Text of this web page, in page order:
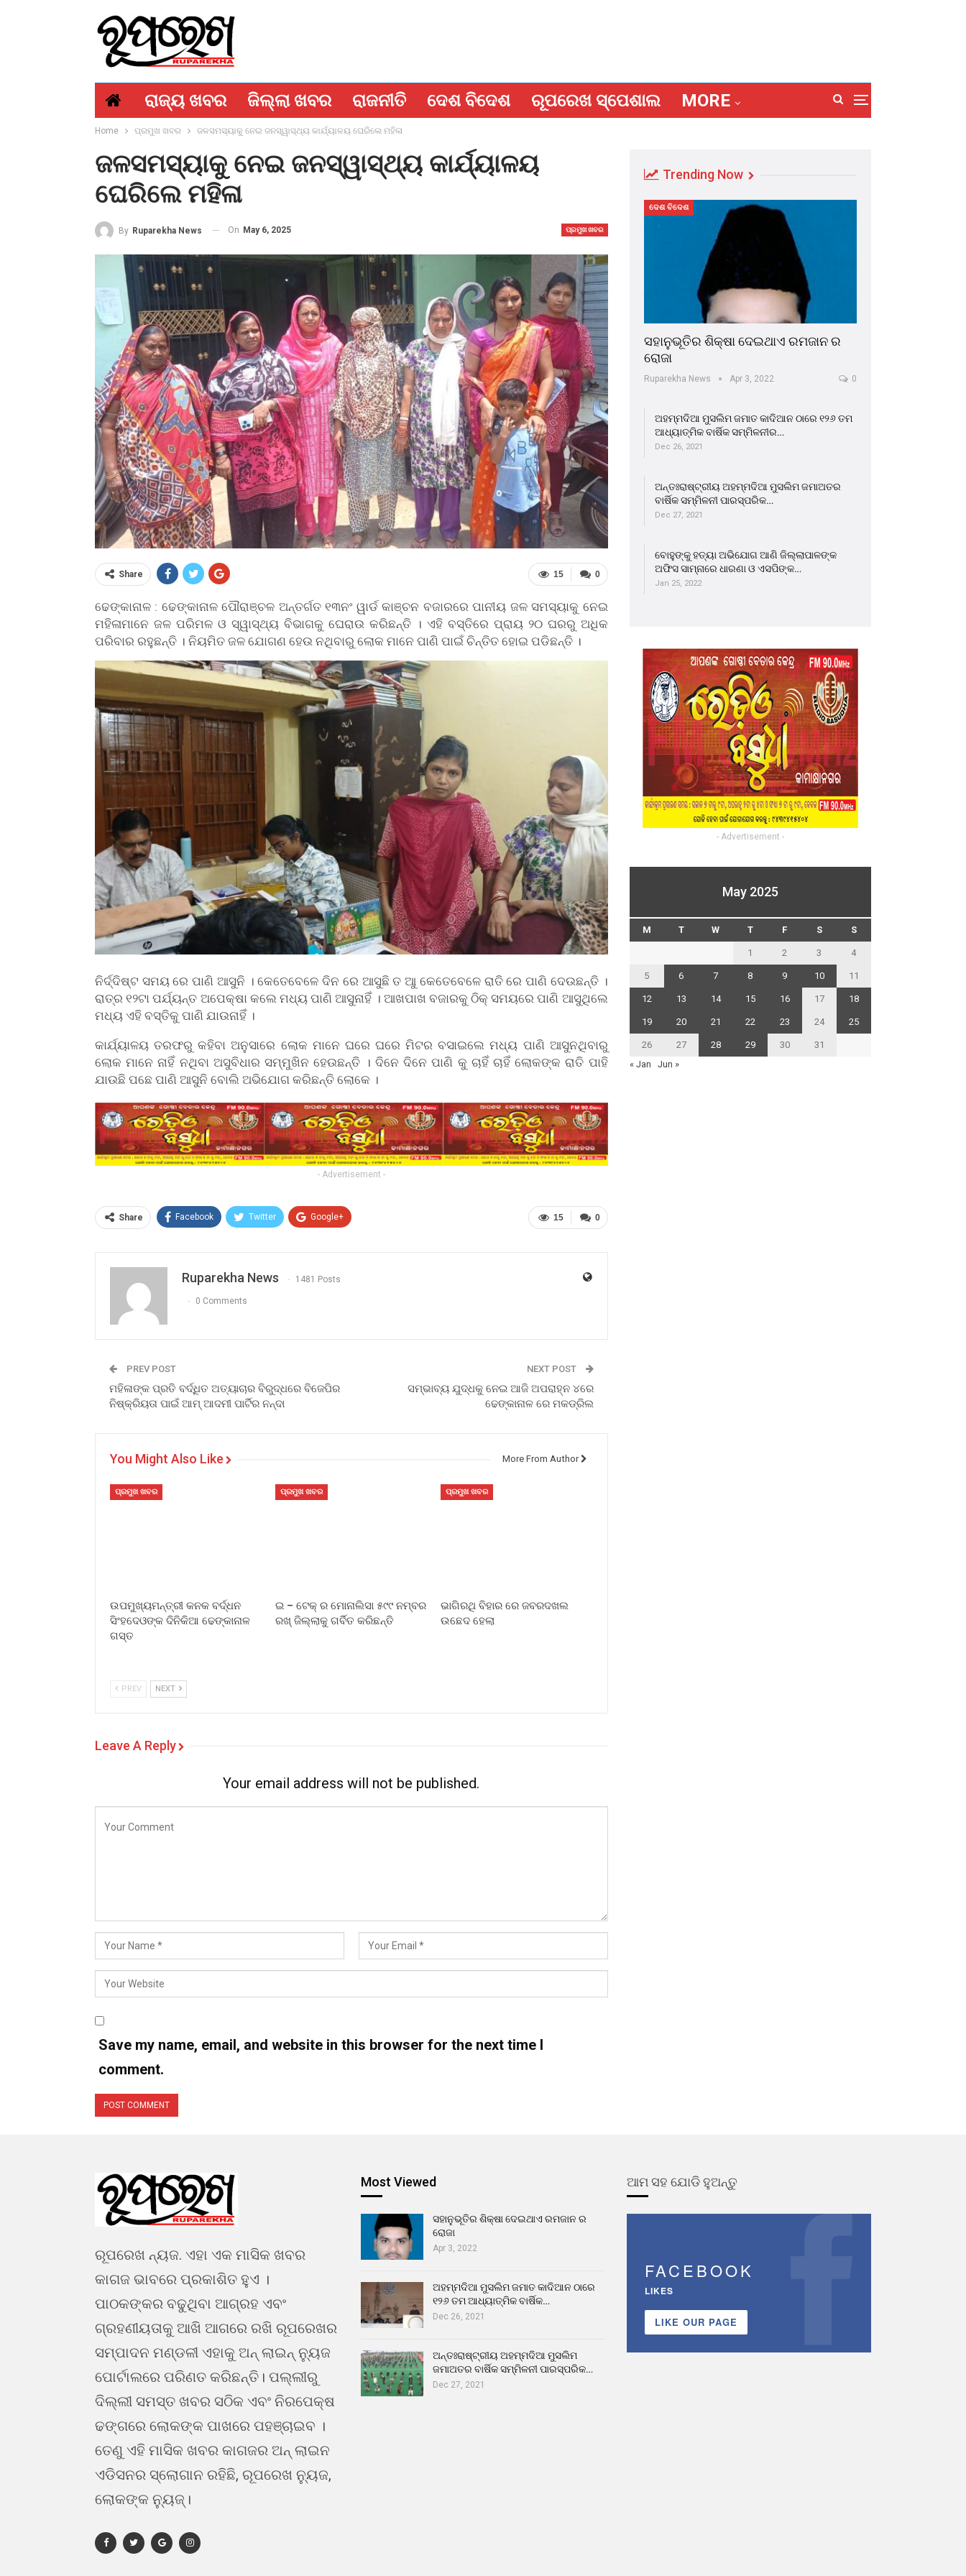
ରାଜ୍ୟ ଖବର ଜିଲ୍ଲା ଖବର ରାଜନୀତି ଦେଶ ବିଦେଶ ରୂପରେଖ ସ୍ପେଶାଲ MORE
Home ପ୍ରମୁଖ ଖବର ଜଳସମସ୍ୟାକୁ ନେଇ ଜନସ୍ୱାସ୍ଥ୍ୟ କାର୍ଯ୍ୟାଳୟ ଘେରିଲେ ମହିଳା
ଜଳସମସ୍ୟାକୁ ନେଇ ଜନସ୍ୱାସ୍ଥ୍ୟ କାର୍ଯ୍ୟାଳୟ
ଘେରିଲେ ମହିଳା
ପ୍ରମୁଖ ଖବର
By Ruparekha News On May 6, 2025
0
15
Share
ଢେଙ୍କାନାଳ : ଢେଙ୍କାନାଳ ପୌରାଞ୍ଚଳ ଅନ୍ତର୍ଗତ ୧୩ନଂ ୱାର୍ଡ କାଞ୍ଚନ ବଜାରରେ ପାନୀୟ ଜଳ ସମସ୍ୟାକୁ ନେଇ
ମହିଳାମାନେ ଜଳ ପରିମଳ ଓ ସ୍ୱାସ୍ଥ୍ୟ ବିଭାଗକୁ ଘେରାଉ କରିଛନ୍ତି । ଏହି ବସ୍ତିରେ ପ୍ରାୟ ୨୦ ଘରରୁ ଅଧିକ
ପରିବାର ରହୁଛନ୍ତି । ନିୟମିତ ଜଳ ଯୋଗଣ ହେଉ ନଥିବାରୁ ଲୋକ ମାନେ ପାଣି ପାଇଁ ଚିନ୍ତିତ ହୋଇ ପଡିଛନ୍ତି ।
ନିର୍ଦ୍ଦିଷ୍ଟ ସମୟ ରେ ପାଣି ଆସୁନି । କେତେବେଳେ ଦିନ ରେ ଆସୁଛି ତ ଆୁ କେତେବେଳେ ରାତି ରେ ପାଣି ଦେଉଛନ୍ତି ।
ରାତ୍ର ୧୨ଟା ପର୍ଯ୍ୟନ୍ତ ଅପେକ୍ଷା କଲେ ମଧ୍ୟ ପାଣି ଆସୁନାହିଁ । ଆଖପାଖ ବଜାରକୁ ଠିକ୍ ସମୟରେ ପାଣି ଆସୁଥିଲେ
ମଧ୍ୟ ଏହି ବସ୍ତିକୁ ପାଣି ଯାଉନାହିଁ ।
କାର୍ଯ୍ୟାଳୟ ତରଫରୁ କହିବା ଅନୁସାରେ ଲୋକ ମାନେ ଘରେ ଘରେ ମିଟର ବସାଇଲେ ମଧ୍ୟ ପାଣି ଆସୁନଥିବାରୁ
ଲୋକ ମାନେ ନାହିଁ ନଥିବା ଅସୁବିଧାର ସମ୍ମୁଖିନ ହେଉଛନ୍ତି । ଦିନେ ଦିନେ ପାଣି କୁ ଚାହିଁ ଚାହିଁ ଲୋକଙ୍କ ରାତି ପାହି
ଯାଉଛି ପଛେ ପାଣି ଆସୁନି ବୋଲି ଅଭିଯୋଗ କରିଛନ୍ତି ଲୋକେ ।
- Advertisement -
0
15
Share Facebook Twitter Google+
Ruparekha News 1481 Posts
0 Comments
PREV POST
ମହିଳାଙ୍କ ପ୍ରତି ବର୍ଦ୍ଧିତ ଅତ୍ୟାଚାର ବିରୁଦ୍ଧରେ ବିଜେପିର
ନିଷ୍କ୍ରିୟତା ପାଇଁ ଆମ୍ ଆଦମୀ ପାର୍ଟିର ନନ୍ଦା
NEXT POST
ସମ୍ଭାବ୍ୟ ଯୁଦ୍ଧକୁ ନେଇ ଆଜି ଅପରାହ୍ନ ୪ରେ
ଢେଙ୍କାନାଳ ରେ ମକଡ୍ରିଲ
You Might Also Like More From Author
ପ୍ରମୁଖ ଖବର
ଉପମୁଖ୍ୟମନ୍ତ୍ରୀ କନକ ବର୍ଦ୍ଧନ
ସିଂହଦେଓଙ୍କ ଦିନିକିଆ ଢେଙ୍କାନାଳ
ଗସ୍ତ
ପ୍ରମୁଖ ଖବର
ଇ – ଟେକ୍ ର ମୋନାଲିସା ୫୯୯ ନମ୍ବର
ରଖ୍ ଜିଲ୍ଲାକୁ ଗର୍ବିତ କରିଛନ୍ତି
ପ୍ରମୁଖ ଖବର
ଭାଗିରଥି ବିହାର ରେ ଜବରଦଖଲ
ଉଛେଦ ହେଲା
PREV NEXT
Leave A Reply
Your email address will not be published.
Save my name, email, and website in this browser for the next time I
comment.
Trending Now
ଦେଶ ବିଦେଶ
ସହାନୁଭୂତିର ଶିକ୍ଷା ଦେଇଥାଏ ରମଜାନ ର
ରୋଜା
Ruparekha News Apr 3, 2022 0
ଅହମ୍ମଦିଆ ମୁସଲିମ ଜମାତ କାଦିଆନ ଠାରେ ୧୨୬ ତମ
ଆଧ୍ୟାତ୍ମିକ ବାର୍ଷିକ ସମ୍ମିଳନୀର…
Dec 26, 2021
ଅନ୍ତଃରାଷ୍ଟ୍ରୀୟ ଅହମ୍ମଦିଆ ମୁସଲିମ ଜମାଅତର
ବାର୍ଷିକ ସମ୍ମିଳନୀ ପାରସ୍ପରିକ…
Dec 27, 2021
ବୋହୁଙ୍କୁ ହତ୍ୟା ଅଭିଯୋଗ ଆଣି ଜିଲ୍ଲାପାଳଙ୍କ
ଅଫିସ ସାମ୍ନାରେ ଧାରଣା ଓ ଏସପିଙ୍କ…
Jan 25, 2022
- Advertisement -
May 2025
M T W T F S S
1 2 3 4
5 6 7 8 9 10 11
12 13 14 15 16 17 18
19 20 21 22 23 24 25
26 27 28 29 30
31
« Jan
Jun »
ରୂପରେଖ ନ୍ୟଜ. ଏହା ଏକ ମାସିକ ଖବର
କାଗଜ ଭାବରେ ପ୍ରକାଶିତ ହୁଏ ।
ପାଠକଙ୍କର ବଢୁଥିବା ଆଗ୍ରହ ଏବଂ
ଗ୍ରହଣୀୟତାକୁ ଆଖି ଆଗରେ ରଖି ରୂପରେଖର
ସମ୍ପାଦନ ମଣ୍ଡଳୀ ଏହାକୁ ଅନ୍ ଲାଇନ୍ ନ୍ୟୁଜ
ପୋର୍ଟାଲରେ ପରିଣତ କରିଛନ୍ତି। ପଲ୍ଲୀରୁ
ଦିଲ୍ଲୀ ସମସ୍ତ ଖବର ସଠିକ ଏବଂ ନିରପେକ୍ଷ
ଢଙ୍ଗରେ ଲୋକଙ୍କ ପାଖରେ ପହଞ୍ଚାଇବ ।
ତେଣୁ ଏହି ମାସିକ ଖବର କାଗଜର ଅନ୍ ଲାଇନ
ଏଡିସନର ସ୍ଲୋଗାନ ରହିଛି, ରୂପରେଖ ନ୍ୟୁଜ,
ଲୋକଙ୍କ ନ୍ୟୁଜ୍।
Most Viewed
ସହାନୁଭୂତିର ଶିକ୍ଷା ଦେଇଥାଏ ରମଜାନ ର
ରୋଜା
Apr 3, 2022
ଅହମ୍ମଦିଆ ମୁସଲିମ ଜମାତ କାଦିଆନ ଠାରେ
୧୨୬ ତମ ଆଧ୍ୟାତ୍ମିକ ବାର୍ଷିକ…
Dec 26, 2021
ଅନ୍ତଃରାଷ୍ଟ୍ରୀୟ ଅହମ୍ମଦିଆ ମୁସଲିମ
ଜମାଅତର ବାର୍ଷିକ ସମ୍ମିଳନୀ ପାରସ୍ପରିକ…
Dec 27, 2021
ଆମ ସହ ଯୋଡି ହୁଅନ୍ତୁ
FACEBOOK
LIKES
LIKE OUR PAGE